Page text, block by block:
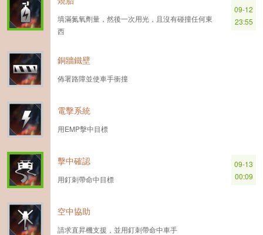
填滿氮氧劑量，然後一次用光，且沒有碰撞任何東
西
09-12
23:55
銅牆鐵壁
佈署路障並使車手衝撞
電擊系統
用EMP擊中目標
擊中確認
用釘刺帶命中目標
09-13
00:09
空中協助
請求直昇機支援，並用釘刺帶命中車手